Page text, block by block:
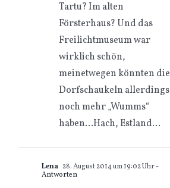
Tartu? Im alten
Försterhaus? Und das
Freilichtmuseum war
wirklich schön,
meinetwegen könnten die
Dorfschaukeln allerdings
noch mehr „Wumms“
haben…Hach, Estland…
Lena 28. August 2014 um 19:02 Uhr-
Antworten